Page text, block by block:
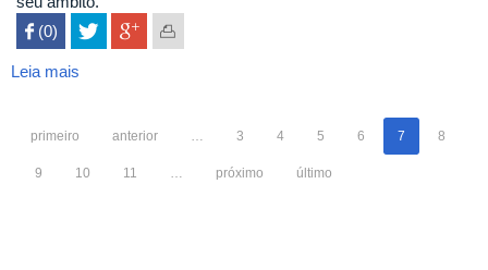
 (0)
Leia mais
Ensaios
primeiro anterior 3 4 5 6 7 8
9 10 11 próximo último